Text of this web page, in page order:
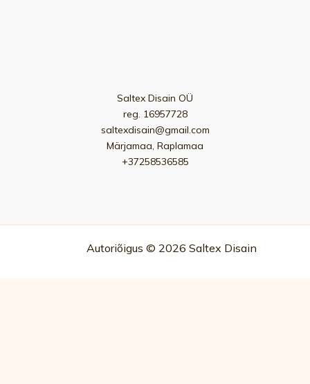
Saltex Disain OÜ
reg. 16957728
saltexdisain@gmail.com
Märjamaa, Raplamaa
+37258536585
Autoriõigus © 2026 Saltex Disain